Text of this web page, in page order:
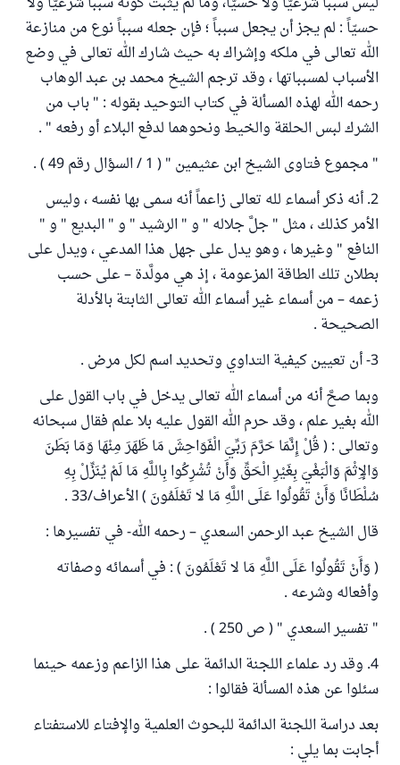
حسيّاً : لم يجز أن يجعل سبباً ؛ فإن جعله سبباً نوع من منازعة
الله تعالى في ملكه وإشراك به حيث شارك الله تعالى في وضع
الأسباب لمسبباتها ، وقد ترجم الشيخ محمد بن عبد الوهاب
رحمه الله لهذه المسألة في كتاب التوحيد بقوله : " باب من
الشرك لبس الحلقة والخيط ونحوهما لدفع البلاء أو رفعه " .
" مجموع فتاوى الشيخ ابن عثيمين " ( 1 / السؤال رقم 49 ) .
2. أنه ذكر أسماء لله تعالى زاعماً أنه سمى بها نفسه ، وليس
الأمر كذلك ، مثل " جلَّ جلاله " و " الرشيد " و " البديع " و "
النافع " وغيرها ، وهو يدل على جهل هذا المدعي ، ويدل على
بطلان تلك الطاقة المزعومة ، إذ هي مولَّدة – على حسب
زعمه – من أسماء غير أسماء الله تعالى الثابتة بالأدلة
الصحيحة .
3- أن تعيين كيفية التداوي وتحديد اسم لكل مرض .
وبما صحَّ أنه من أسماء الله تعالى يدخل في باب القول على
الله بغير علم ، وقد حرم الله القول عليه بلا علم فقال سبحانه
وتعالى : ( قُلْ إِنَّمَا حَرَّمَ رَبِّيَ الْفَوَاحِشَ مَا ظَهَرَ مِنْهَا وَمَا بَطَنَ
وَالإِثْمَ وَالْبَغْيَ بِغَيْرِ الْحَقِّ وَأَنْ تُشْرِكُوا بِاللَّهِ مَا لَمْ يُنَزِّلْ بِهِ
سُلْطَانًا وَأَنْ تَقُولُوا عَلَى اللَّهِ مَا لا تَعْلَمُونَ ) الأعراف/33 .
قال الشيخ عبد الرحمن السعدي – رحمه الله- في تفسيرها :
( وَأَنْ تَقُولُوا عَلَى اللَّهِ مَا لا تَعْلَمُونَ ) : في أسمائه وصفاته
وأفعاله وشرعه .
" تفسير السعدي " ( ص 250 ) .
4. وقد رد علماء اللجنة الدائمة على هذا الزاعم وزعمه حينما
سئلوا عن هذه المسألة فقالوا :
بعد دراسة اللجنة الدائمة للبحوث العلمية والإفتاء للاستفتاء
أجابت بما يلي :